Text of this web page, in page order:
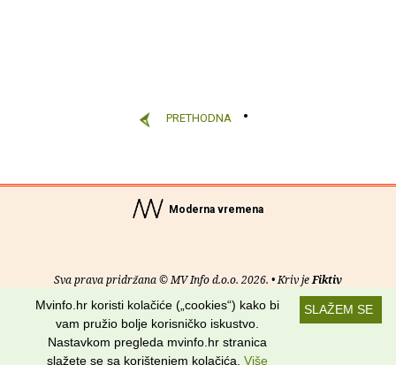
PRETHODNA
Moderna vremena
Sva prava pridržana © MV Info d.o.o. 2026. • Kriv jeFiktiv
Uvjeti korištenja RSS kanali
Potraži nas na:
SLAŽEM SE
Mvinfo.hr koristi kolačiće („cookies“) kako bi
vam pružio bolje korisničko iskustvo.
Nastavkom pregleda mvinfo.hr stranica
slažete se sa korištenjem kolačića. Više